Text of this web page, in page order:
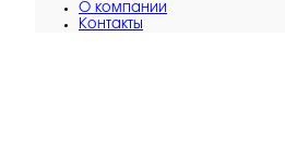
O компании
Контакты